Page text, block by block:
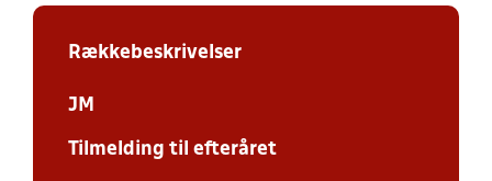
Rækkebeskrivelser
JM
Tilmelding til efteråret